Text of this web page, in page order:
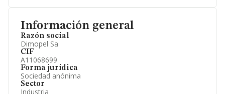
Información general
Razón social
Dimopel Sa
CIF
A11068699
Forma jurídica
Sociedad anónima
Sector
Industria